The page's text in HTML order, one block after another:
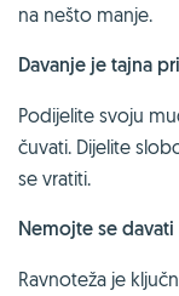
na nešto manje.
Davanje je tajna
Podijelite svoju
čuvati. Dijelite
se vratiti.
Nemojte se
Ravnoteža je